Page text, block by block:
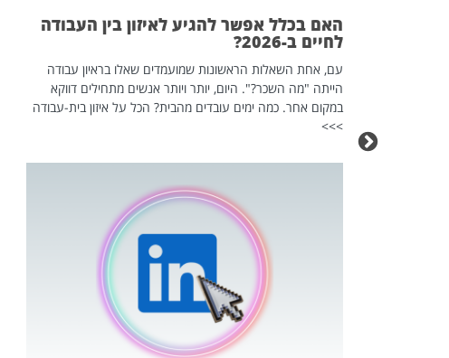
האם בכלל אפשר להגיע לאיזון בין העבודה
לחיים ב-2026?
עם, אחת השאלות הראשונות שמועמדים שאלו בראיון עבודה
הייתה "מה השכר?". היום, יותר ויותר אנשים מתחילים דווקא
במקום אחר. כמה ימים עובדים מהבית? הכל על איזון בית-עבודה
>>>